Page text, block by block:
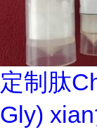
定制肽
Gly)